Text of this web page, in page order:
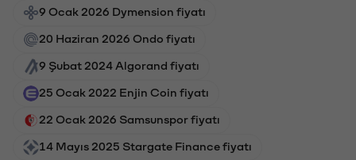
9 Ocak 2026 Dymension fiyatı
20 Haziran 2026 Ondo fiyatı
9 Şubat 2024 Algorand fiyatı
25 Ocak 2022 Enjin Coin fiyatı
22 Ocak 2026 Samsunspor fiyatı
14 Mayıs 2025 Stargate Finance fiyatı